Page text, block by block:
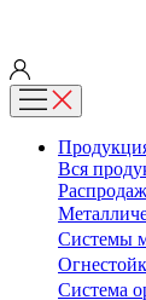
Вся
Системы
Система